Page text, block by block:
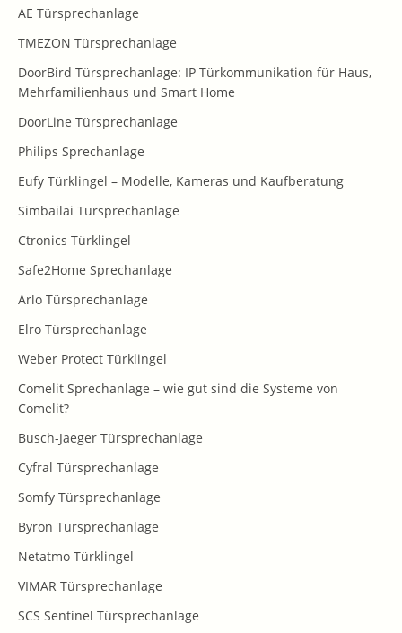
AE Türsprechanlage
TMEZON Türsprechanlage
DoorBird Türsprechanlage: IP Türkommunikation für Haus,
Mehrfamilienhaus und Smart Home
DoorLine Türsprechanlage
Philips Sprechanlage
Eufy Türklingel – Modelle, Kameras und Kaufberatung
Simbailai Türsprechanlage
Ctronics Türklingel
Safe2Home Sprechanlage
Arlo Türsprechanlage
Elro Türsprechanlage
Weber Protect Türklingel
Comelit Sprechanlage – wie gut sind die Systeme von
Comelit?
Busch-Jaeger Türsprechanlage
Cyfral Türsprechanlage
Somfy Türsprechanlage
Byron Türsprechanlage
Netatmo Türklingel
VIMAR Türsprechanlage
SCS Sentinel Türsprechanlage